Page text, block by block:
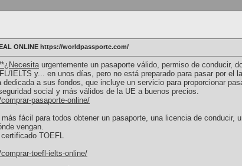
ONLINE https://worldpassporte.com/
urgentemente un pasaporte válido, permiso de conducir,
IELTS y... en unos días, pero no está preparado para pasar por el
a sus fondos, que incluye un servicio para proporcionar
social y más válidos de la UE a buenos precios.
pasaporte-online/
fácil para todos obtener un pasaporte, una licencia de conducir,
vengan.
TOEFL
toefl-ielts-online/